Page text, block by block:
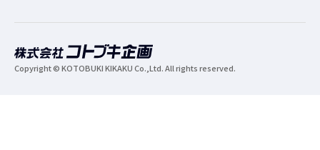
Copyright © KOTOBUKI KIKAKU Co.,Ltd. All rights reserved.